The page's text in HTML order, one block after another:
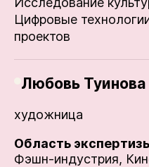
Цифровые
проектов
Любовь Туинова
художница
Область
Фэшн-индустрия,